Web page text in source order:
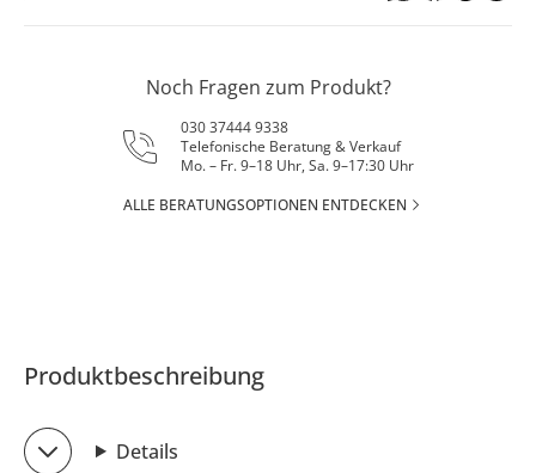
Noch Fragen zum Produkt?
030 37444 9338
Telefonische Beratung & Verkauf
Mo. – Fr. 9–18 Uhr, Sa. 9–17:30 Uhr
ALLE BERATUNGSOPTIONEN ENTDECKEN
Produktbeschreibung
Details